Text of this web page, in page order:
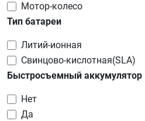
Мотор-колесо
Тип батареи
Литий-ионная
Свинцово-кислотная(SLA)
Быстросъемный аккумулятор
Нет
Да